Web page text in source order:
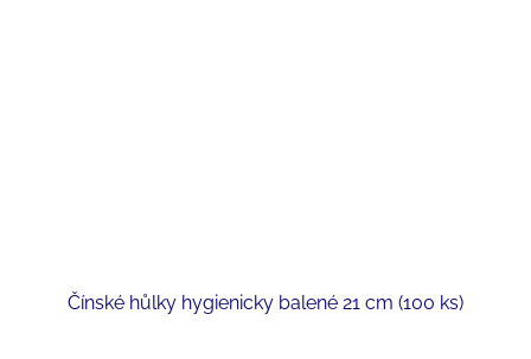
Čínské hůlky hygienicky balené 21 cm (100 ks)